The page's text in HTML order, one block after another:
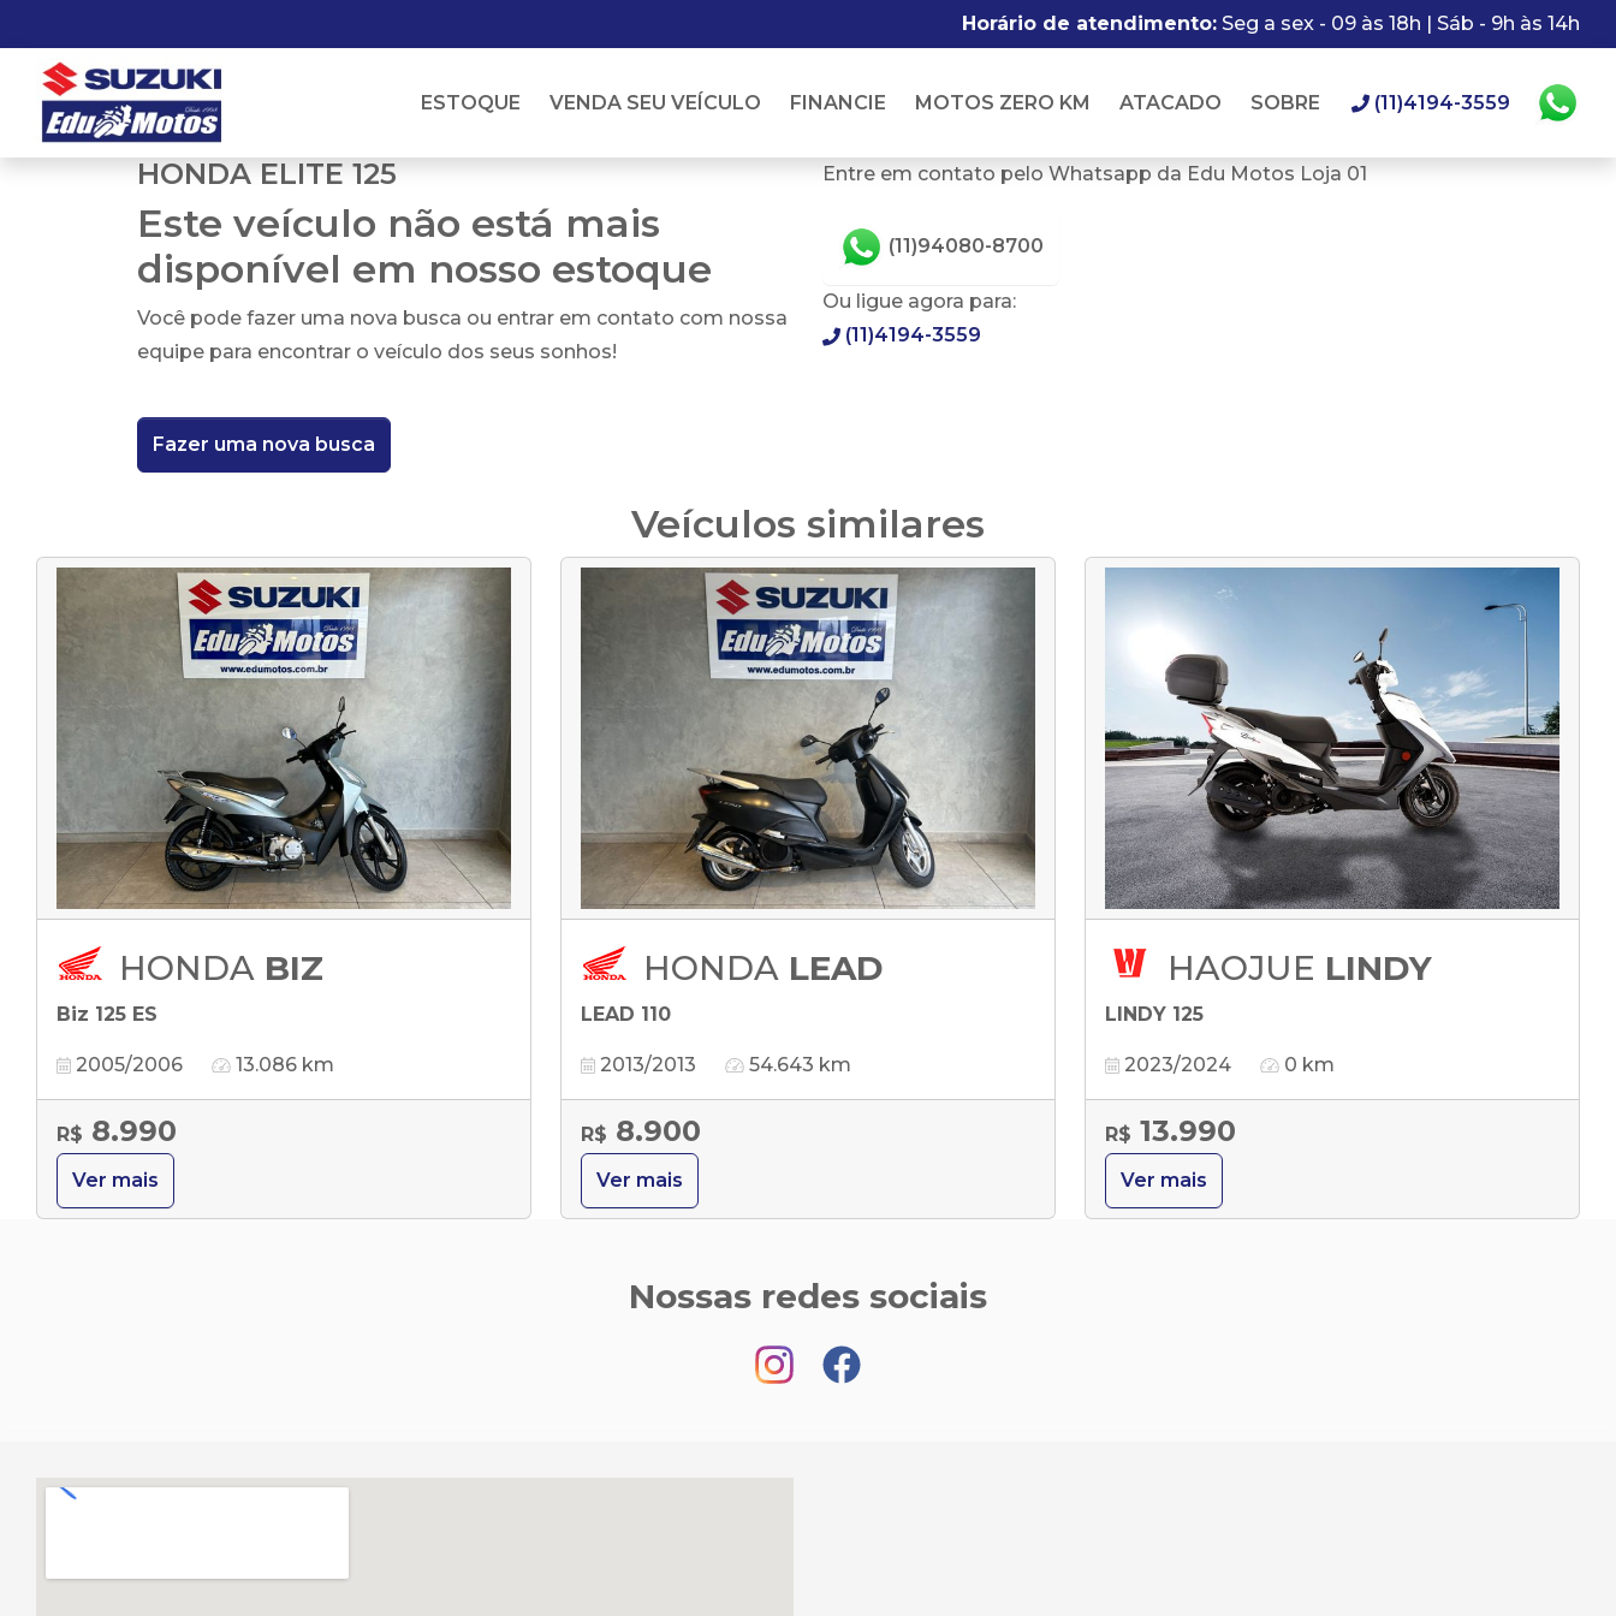
Horário de atendimento: Seg a sex - 09 às 18h | Sáb - 9h às 14h
ESTOQUE VENDA SEU VEÍCULO FINANCIE MOTOS ZERO KM ATACADO SOBRE (11)4194-3559
HONDA ELITE 125
Este veículo não está mais
disponível em nosso estoque
Você pode fazer uma nova busca ou entrar em contato com nossa
equipe para encontrar o veículo dos seus sonhos!
Fazer uma nova busca
Entre em contato pelo Whatsapp da Edu Motos Loja 01
(11)94080-8700
Ou ligue agora para:
(11)4194-3559
Veículos similares
HONDA BIZ
Biz 125 ES
2005/2006 13.086 km
R$ 8.990
Ver mais
HONDA LEAD
LEAD 110
2013/2013 54.643 km
R$ 8.900
Ver mais
HAOJUE LINDY
LINDY 125
2023/2024 0 km
R$ 13.990
Ver mais
Nossas redes sociais